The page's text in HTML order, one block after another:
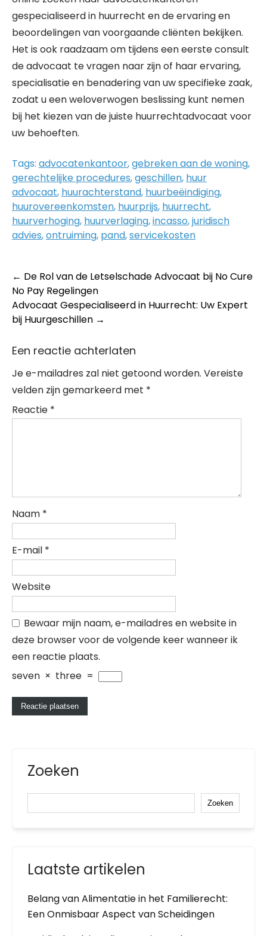
gespecialiseerd in huurrecht en de ervaring en
beoordelingen van voorgaande cliënten bekijken.
Het is ook raadzaam om tijdens een eerste consult
de advocaat te vragen naar zijn of haar ervaring,
specialisatie en benadering van uw specifieke zaak,
zodat u een weloverwogen beslissing kunt nemen
bij het kiezen van de juiste huurrechtadvocaat voor
uw behoeften.
Tags: advocatenkantoor,gebreken aan de woning,
gerechtelijke procedures,geschillen, huur
advocaat, huurachterstand, huurbeëindiging,
huurovereenkomsten, huurprijs, huurrecht,
huurverhoging, huurverlaging,incasso,juridisch
advies,ontruiming, pand,servicekosten
Post
navigation
← De Rol van de Letselschade Advocaat bij No Cure
No Pay Regelingen
Advocaat Gespecialiseerd in Huurrecht: Uw Expert
bij Huurgeschillen →
Een reactie achterlaten
Je e-mailadres zal niet getoond worden. Vereiste
velden zijn gemarkeerd met *
Reactie *
Naam *
E-mail *
Website
Bewaar mijn naam, e-mailadres en website in
deze browser voor de volgende keer wanneer ik
een reactie plaats.
seven × three =
Zoeken
Zoeken
Laatste artikelen
Belang van Alimentatie in het Familierecht:
Een Onmisbaar Aspect van Scheidingen